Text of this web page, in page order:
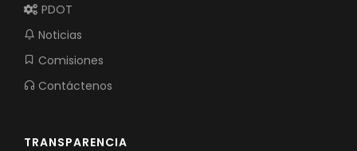
PDOT
Noticias
Comisiones
Contáctenos
TRANSPARENCIA